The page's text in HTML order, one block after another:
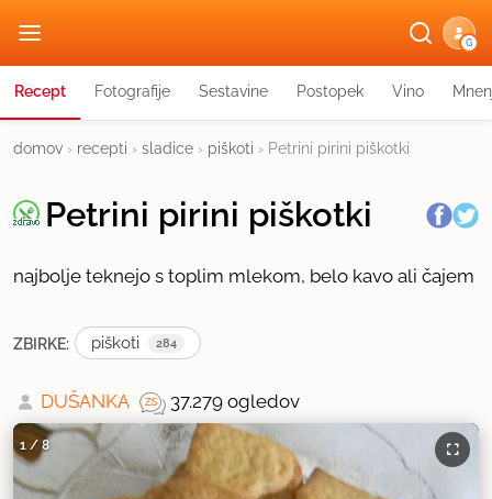
G
Recept Fotografije Sestavine Postopek Vino
domov › recepti › sladice › piškoti › Petrini pirini piškotki
Petrini pirini piškotki
najbolje teknejo s toplim mlekom, belo kavo ali čajem
ZBIRKE: piškoti 284
DUŠANKA 37.279 ogledov
1 / 8